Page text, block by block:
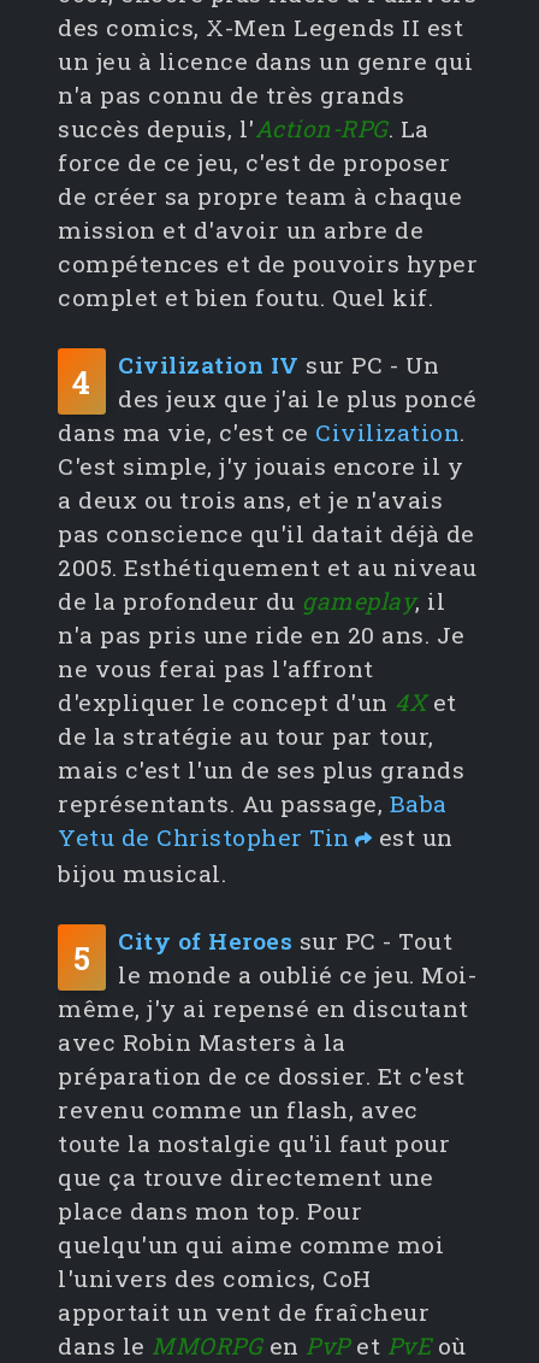
des comics, X-Men Legends II est
un jeu à licence dans un genre qui
n'a pas connu de très grands
succès depuis, l'Action-RPG. La
force de ce jeu, c'est de proposer
de créer sa propre team à chaque
mission et d'avoir un arbre de
compétences et de pouvoirs hyper
complet et bien foutu. Quel kif.
4 Civilization IV sur PC - Un
des jeux que j'ai le plus poncé
dans ma vie, c'est ce Civilization.
C'est simple, j'y jouais encore il y
a deux ou trois ans, et je n'avais
pas conscience qu'il datait déjà de
2005. Esthétiquement et au niveau
de la profondeur du gameplay, il
n'a pas pris une ride en 20 ans. Je
ne vous ferai pas l'affront
d'expliquer le concept d'un 4Xet
de la stratégie au tour par tour,
mais c'est l'un de ses plus grands
représentants. Au passage, Baba
Yetu de Christopher Tin
est un
bijou musical.
5 City of Heroes sur PC - Tout
le monde a oublié ce jeu. Moi-
même, j'y ai repensé en discutant
avec Robin Masters à la
préparation de ce dossier. Et c'est
revenu comme un flash, avec
toute la nostalgie qu'il faut pour
que ça trouve directement une
place dans mon top. Pour
quelqu'un qui aime comme moi
l'univers des comics, CoH
apportait un vent de fraîcheur
dans le MMORPG en PvP et PvE où